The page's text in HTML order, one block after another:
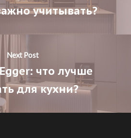
учитывать?
Next Post
что лучше
для кухни?